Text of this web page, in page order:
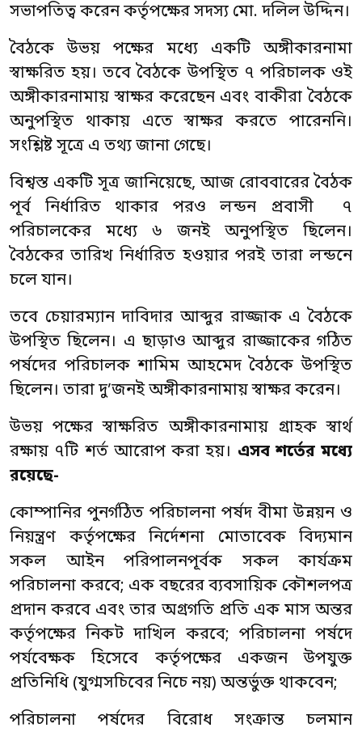
সভাপতিত্ব করেন কর্তৃপক্ষের সদস্য মো. দলিল উদ্দিন।
বৈঠকে উভয় পক্ষের মধ্যে একটি অঙ্গীকারনামা
স্বাক্ষরিত হয়। তবে বৈঠকে উপস্থিত ৭ পরিচালক ওই
অঙ্গীকারনামায় স্বাক্ষর করেছেন এবং বাকীরা বৈঠকে
অনুপস্থিত থাকায় এতে স্বাক্ষর করতে পারেননি।
সংশ্লিষ্ট সূত্রে এ তথ্য জানা গেছে।
বিশ্বস্ত একটি সূত্র জানিয়েছে, আজ রোববারের বৈঠক
পূর্ব নির্ধারিত থাকার পরও লন্ডন প্রবাসী ৭
পরিচালকের মধ্যে ৬ জনই অনুপস্থিত ছিলেন।
বৈঠকের তারিখ নির্ধারিত হওয়ার পরই তারা লন্ডনে
চলে যান।
তবে চেয়ারম্যান দাবিদার আব্দুর রাজ্জাক এ বৈঠকে
উপস্থিত ছিলেন। এ ছাড়াও আব্দুর রাজ্জাকের গঠিত
পর্ষদের পরিচালক শামিম আহমেদ বৈঠকে উপস্থিত
ছিলেন। তারা দু’জনই অঙ্গীকারনামায় স্বাক্ষর করেন।
উভয় পক্ষের স্বাক্ষরিত অঙ্গীকারনামায় গ্রাহক স্বার্থ
রক্ষায় ৭টি শর্ত আরোপ করা হয়। এসব শর্তের মধ্যে
রয়েছে-
কোম্পানির পুনর্গঠিত পরিচালনা পর্ষদ বীমা উন্নয়ন ও
নিয়ন্ত্রণ কর্তৃপক্ষের নির্দেশনা মোতাবেক বিদ্যমান
সকল আইন পরিপালনপূর্বক সকল কার্যক্রম
পরিচালনা করবে; এক বছরের ব্যবসায়িক কৌশলপত্র
প্রদান করবে এবং তার অগ্রগতি প্রতি এক মাস অন্তর
কর্তৃপক্ষের নিকট দাখিল করবে; পরিচালনা পর্ষদে
পর্যবেক্ষক হিসেবে কর্তৃপক্ষের একজন উপযুক্ত
প্রতিনিধি (যুগ্মসচিবের নিচে নয়) অন্তর্ভুক্ত থাকবেন;
পরিচালনা পর্ষদের বিরোধ সংক্রান্ত চলমান